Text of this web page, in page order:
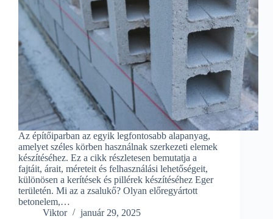
Az építőiparban az egyik legfontosabb alapanyag,
amelyet széles körben használnak szerkezeti elemek
készítéséhez. Ez a cikk részletesen bemutatja a
fajtáit, árait, méreteit és felhasználási lehetőségeit,
különösen a kerítések és pillérek készítéséhez Eger
területén. Mi az a zsalukő? Olyan előregyártott
betonelem,…
Viktor
január 29, 2025